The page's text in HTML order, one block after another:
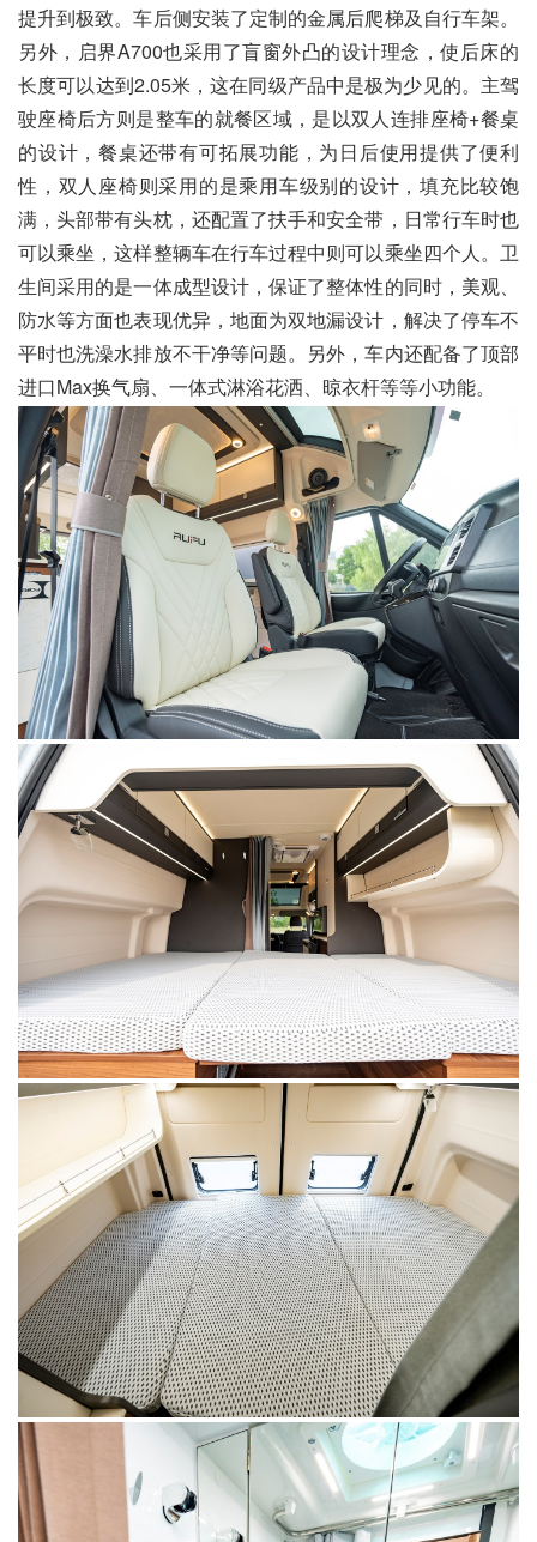
提升到极致。车后侧安装了定制的金属后爬梯及自行车架。
另外，启界A700也采用了盲窗外凸的设计理念，使后床的
长度可以达到2.05米，这在同级产品中是极为少见的。主驾
驶座椅后方则是整车的就餐区域，是以双人连排座椅+餐桌
的设计，餐桌还带有可拓展功能，为日后使用提供了便利
性，双人座椅则采用的是乘用车级别的设计，填充比较饱
满，头部带有头枕，还配置了扶手和安全带，日常行车时也
可以乘坐，这样整辆车在行车过程中则可以乘坐四个人。卫
生间采用的是一体成型设计，保证了整体性的同时，美观、
防水等方面也表现优异，地面为双地漏设计，解决了停车不
平时也洗澡水排放不干净等问题。另外，车内还配备了顶部
进口Max换气扇、一体式淋浴花洒、晾衣杆等等小功能。